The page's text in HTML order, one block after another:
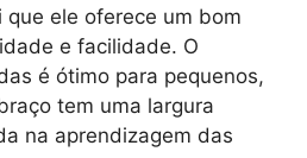
que ele oferece um bom
e facilidade. O
é ótimo para pequenos,
tem uma largura
na aprendizagem das